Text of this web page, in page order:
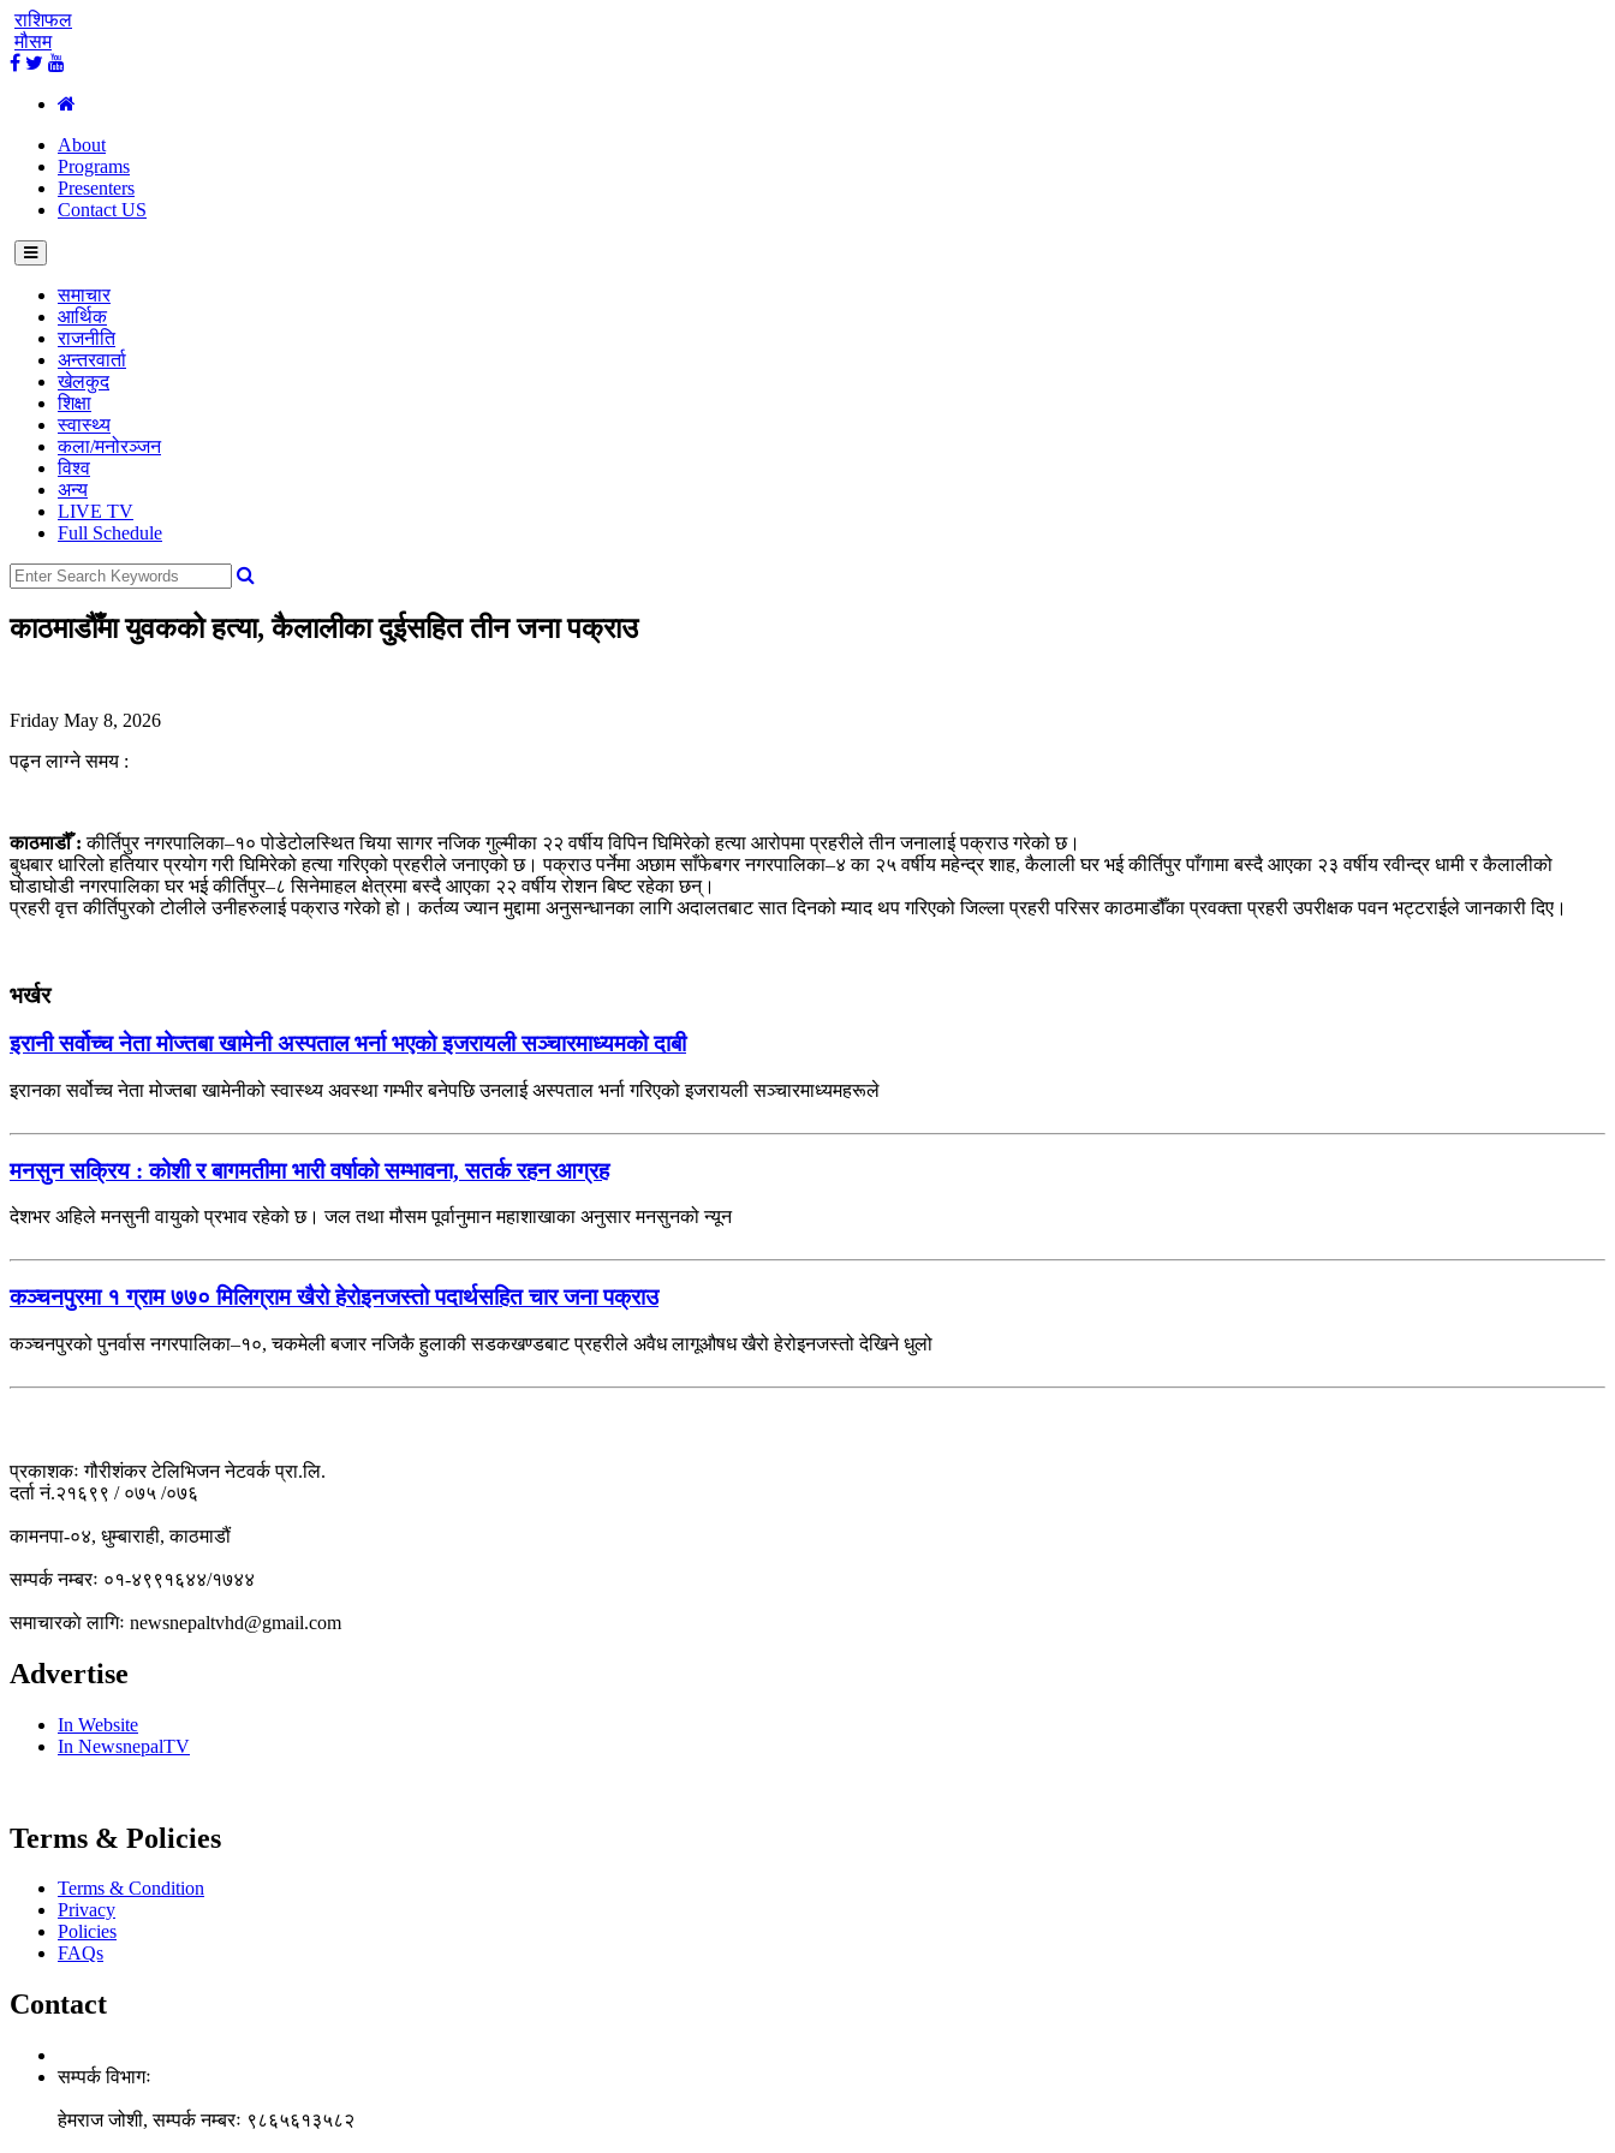
राशिफल
मौसम
About
Programs
Presenters
Contact US
समाचार
आर्थिक
राजनीति
अन्तरवार्ता
खेलकुद
शिक्षा
स्वास्थ्य
कला/मनोरञ्जन
विश्व
अन्य
LIVE TV
Full Schedule
काठमाडौँमा युवकको हत्या, कैलालीका दुईसहित तीन जना पक्राउ
Friday May 8, 2026
पढ्न लाग्ने समय :
काठमाडौँ : कीर्तिपुर नगरपालिका–१० पोडेटोलस्थित चिया सागर नजिक गुल्मीका २२ वर्षीय विपिन घिमिरेको हत्या आरोपमा प्रहरीले तीन जनालाई पक्राउ गरेको छ।
बुधबार धारिलो हतियार प्रयोग गरी घिमिरेको हत्या गरिएको प्रहरीले जनाएको छ। पक्राउ पर्नेमा अछाम साँफेबगर नगरपालिका–४ का २५ वर्षीय महेन्द्र शाह, कैलाली घर भई कीर्तिपुर पाँगामा बस्दै आएका २३ वर्षीय रवीन्द्र धामी र कैलालीको
घोडाघोडी नगरपालिका घर भई कीर्तिपुर–८ सिनेमाहल क्षेत्रमा बस्दै आएका २२ वर्षीय रोशन बिष्ट रहेका छन्।
प्रहरी वृत्त कीर्तिपुरको टोलीले उनीहरुलाई पक्राउ गरेको हो। कर्तव्य ज्यान मुद्दामा अनुसन्धानका लागि अदालतबाट सात दिनको म्याद थप गरिएको जिल्ला प्रहरी परिसर काठमाडौँका प्रवक्ता प्रहरी उपरीक्षक पवन भट्टराईले जानकारी दिए।
भर्खर
इरानी सर्वोच्च नेता मोज्तबा खामेनी अस्पताल भर्ना भएको इजरायली सञ्चारमाध्यमको दाबी
इरानका सर्वोच्च नेता मोज्तबा खामेनीको स्वास्थ्य अवस्था गम्भीर बनेपछि उनलाई अस्पताल भर्ना गरिएको इजरायली सञ्चारमाध्यमहरूले
मनसुन सक्रिय : कोशी र बागमतीमा भारी वर्षाको सम्भावना, सतर्क रहन आग्रह
देशभर अहिले मनसुनी वायुको प्रभाव रहेको छ। जल तथा मौसम पूर्वानुमान महाशाखाका अनुसार मनसुनको न्यून
कञ्चनपुरमा १ ग्राम ७७० मिलिग्राम खैरो हेरोइनजस्तो पदार्थसहित चार जना पक्राउ
कञ्चनपुरको पुनर्वास नगरपालिका–१०, चकमेली बजार नजिकै हुलाकी सडकखण्डबाट प्रहरीले अवैध लागूऔषध खैरो हेरोइनजस्तो देखिने धुलो
प्रकाशकः गौरीशंकर टेलिभिजन नेटवर्क प्रा.लि.
दर्ता नं.२१६९९ / ०७५ /०७६
कामनपा-०४, धुम्बाराही, काठमाडौं
सम्पर्क नम्बरः ०१-४९९१६४४/१७४४
समाचारकाे लागिः newsnepaltvhd@gmail.com
Advertise
In Website
In NewsnepalTV
Terms & Policies
Terms & Condition
Privacy
Policies
FAQs
Contact
सम्पर्क विभागः
हेमराज जोशी, सम्पर्क नम्बरः ९८६५६१३५८२